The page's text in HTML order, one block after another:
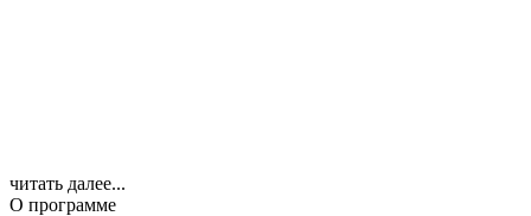
читать далее...
О программе